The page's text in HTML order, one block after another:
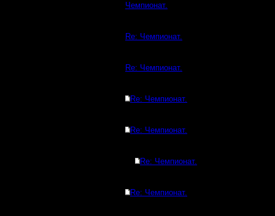
Чемпионат.
Re: Чемпионат.
Re: Чемпионат.
Re: Чемпионат.
Re: Чемпионат.
Re: Чемпионат.
Re: Чемпионат.